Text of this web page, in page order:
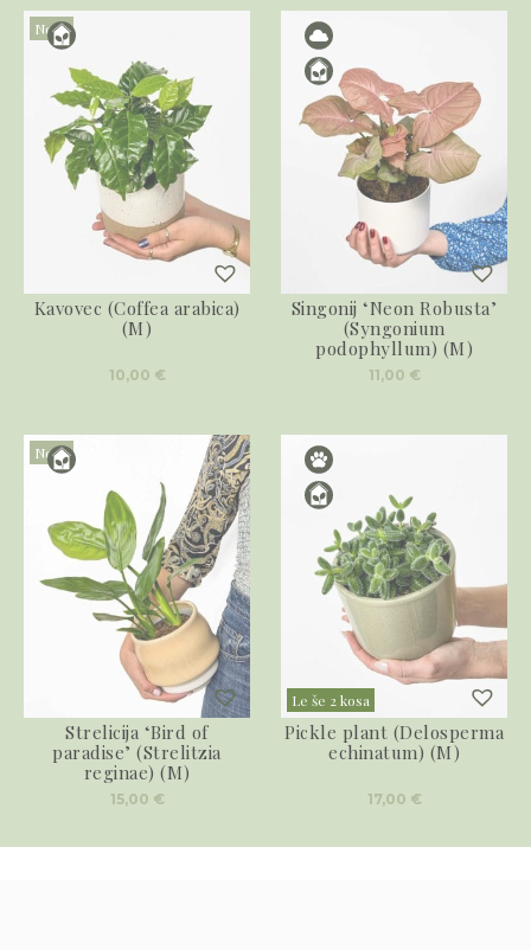
Novo
Kavovec (Coffea arabica)
(M)
10,00 €
Singonij ‘Neon Robusta’
(Syngonium
podophyllum) (M)
11,00 €
Novo
Strelicija ‘Bird of
paradise’ (Strelitzia
reginae) (M)
15,00 €
Le še 2 kosa
Pickle plant (Delosperma
echinatum) (M)
17,00 €